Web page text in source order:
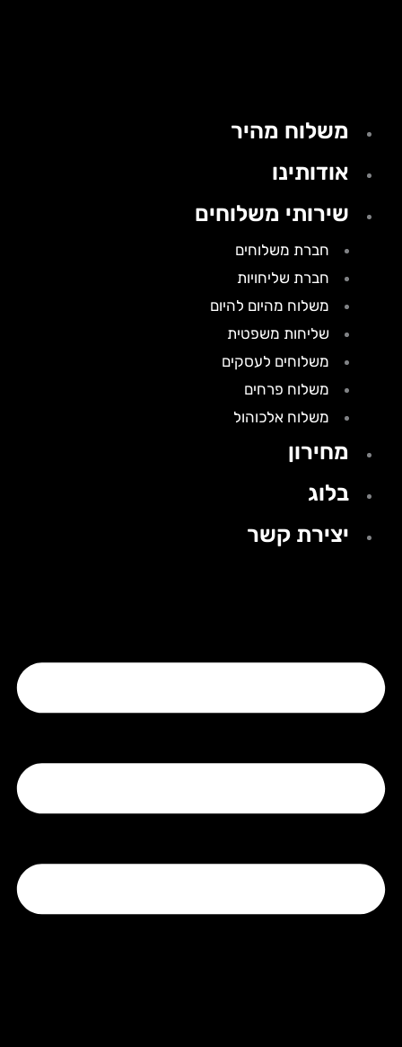
משלוח מהיר
אודותינו
שירותי משלוחים
חברת משלוחים
חברת שליחויות
משלוח מהיום להיום
שליחות משפטית
משלוחים לעסקים
משלוח פרחים
משלוח אלכוהול
מחירון
בלוג
יצירת קשר